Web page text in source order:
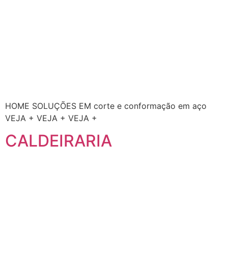
HOME SOLUÇÕES EM corte e conformação em aço
VEJA + VEJA + VEJA +
CALDEIRARIA